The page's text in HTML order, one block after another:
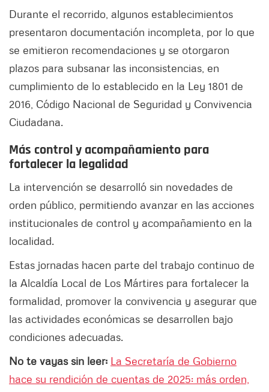
Durante el recorrido, algunos establecimientos
presentaron documentación incompleta, por lo que
se emitieron recomendaciones y se otorgaron
plazos para subsanar las inconsistencias, en
cumplimiento de lo establecido en la Ley 1801 de
2016, Código Nacional de Seguridad y Convivencia
Ciudadana.
Más control y acompañamiento para
fortalecer la legalidad
La intervención se desarrolló sin novedades de
orden público, permitiendo avanzar en las acciones
institucionales de control y acompañamiento en la
localidad.
Estas jornadas hacen parte del trabajo continuo de
la Alcaldía Local de Los Mártires para fortalecer la
formalidad, promover la convivencia y asegurar que
las actividades económicas se desarrollen bajo
condiciones adecuadas.
No te vayas sin leer: La Secretaría de Gobierno
hace su rendición de cuentas de 2025: más orden,